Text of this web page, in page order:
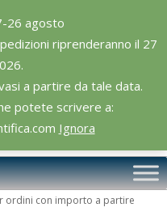
26 agosto
riprenderanno il 27
a partire da tale data.
potete scrivere a:
Ignora
ordini con importo a partire